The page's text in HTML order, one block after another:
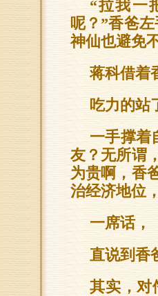
“拉我一
呢？”香爸
神仙也避免
蒋科借着
吃力的站
一手撑着
友？无所谓
为贵啊，香
治经济地位
一席话，
直说到香
其实，对